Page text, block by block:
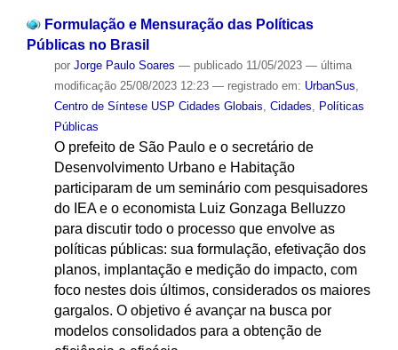
Formulação e Mensuração das Políticas
Públicas no Brasil
por Jorge Paulo Soares — publicado11/05/2023 — última
modificação25/08/2023 12:23 — registrado em: UrbanSus
Centro de Síntese USP Cidades Globais Cidades
Políticas
Públicas
O prefeito de São Paulo e o secretário de
Desenvolvimento Urbano e Habitação
participaram de um seminário com pesquisadores
do IEA e o economista Luiz Gonzaga Belluzzo
para discutir todo o processo que envolve as
políticas públicas: sua formulação, efetivação dos
planos, implantação e medição do impacto, com
foco nestes dois últimos, considerados os maiores
gargalos. O objetivo é avançar na busca por
modelos consolidados para a obtenção de